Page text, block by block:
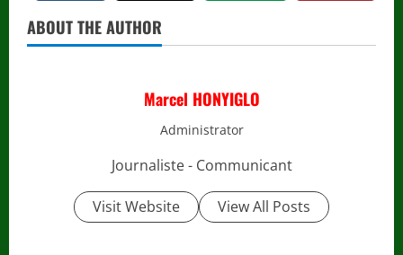
ABOUT THE AUTHOR
Marcel HONYIGLO
Administrator
Journaliste - Communicant
Visit Website View All Posts